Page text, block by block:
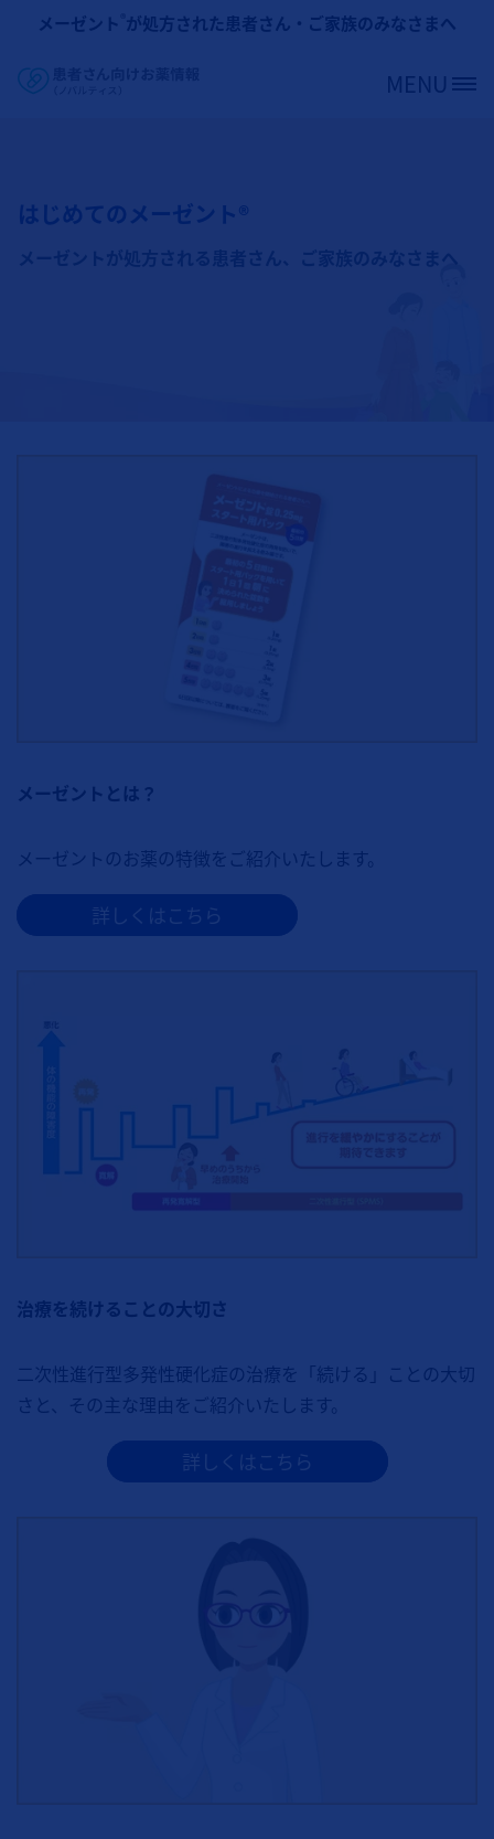
メインコンテンツに移動
メーゼント が処方された患者さん・ご家族のみなさまへ
Site Logo MENU
はじめてのメーゼント®
メーゼントとは？
メーゼントのお薬の特徴をご紹介いたします。
詳しくはこちら
治療を続けることの大切さ
二次性進行型多発性硬化症の治療を「続ける」ことの大切
さと、その主な理由をご紹介いたします。
詳しくはこちら